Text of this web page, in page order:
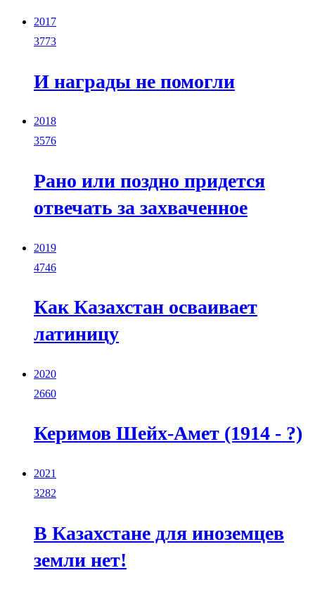
2017
3773
И награды не помогли
2018
3576
Рано или поздно придется
отвечать за захваченное
2019
4746
Как Казахстан осваивает
латиницу
2020
2660
Керимов Шейх-Амет (1914 - ?)
2021
3282
В Казахстане для иноземцев
земли нет!